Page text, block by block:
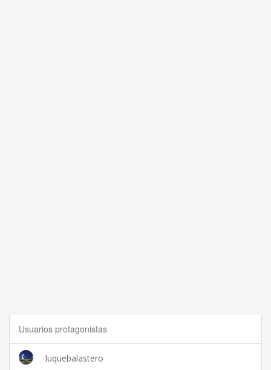
Usuarios protagonistas
luquebalastero